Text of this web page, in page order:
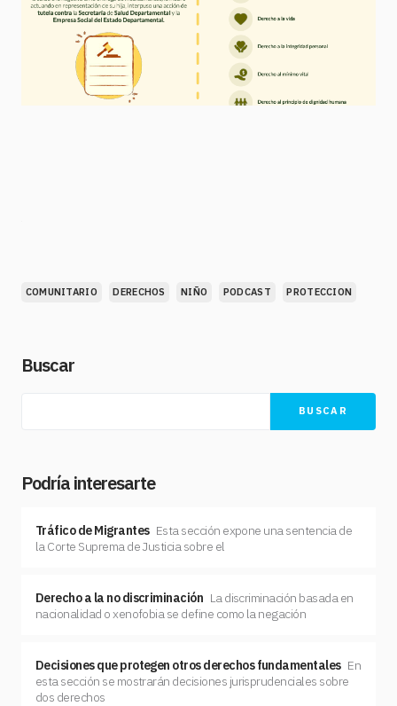
COMUNITARIO DERECHOS NIÑO PODCAST PROTECCION
Buscar
BUSCAR
Podría interesarte
Tráfico de Migrantes Esta sección expone una sentencia de
la Corte Suprema de Justicia sobre el
Derecho a la no discriminación La discriminación basada en
nacionalidad o xenofobia se define como la negación
Decisiones que protegen otros derechos fundamentales En
esta sección se mostrarán decisiones jurisprudenciales sobre
dos derechos